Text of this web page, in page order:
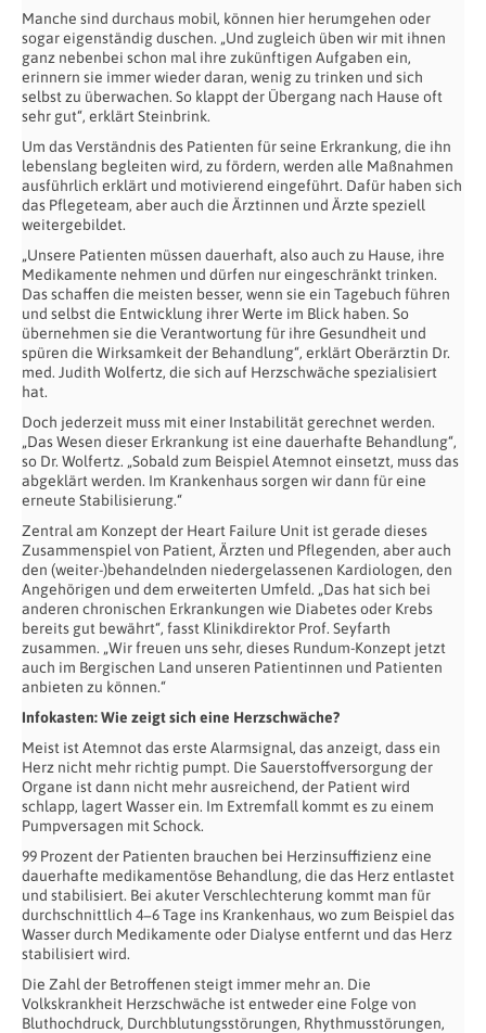
Manche sind durchaus mobil, können hier herumgehen oder
sogar eigenständig duschen. „Und zugleich üben wir mit ihnen
ganz nebenbei schon mal ihre zukünftigen Aufgaben ein,
erinnern sie immer wieder daran, wenig zu trinken und sich
selbst zu überwachen. So klappt der Übergang nach Hause oft
sehr gut“, erklärt Steinbrink.
Um das Verständnis des Patienten für seine Erkrankung, die ihn
lebenslang begleiten wird, zu fördern, werden alle Maßnahmen
ausführlich erklärt und motivierend eingeführt. Dafür haben sich
das Pflegeteam, aber auch die Ärztinnen und Ärzte speziell
weitergebildet.
„Unsere Patienten müssen dauerhaft, also auch zu Hause, ihre
Medikamente nehmen und dürfen nur eingeschränkt trinken.
Das schaffen die meisten besser, wenn sie ein Tagebuch führen
und selbst die Entwicklung ihrer Werte im Blick haben. So
übernehmen sie die Verantwortung für ihre Gesundheit und
spüren die Wirksamkeit der Behandlung“, erklärt Oberärztin Dr.
med. Judith Wolfertz, die sich auf Herzschwäche spezialisiert
hat.
Doch jederzeit muss mit einer Instabilität gerechnet werden.
„Das Wesen dieser Erkrankung ist eine dauerhafte Behandlung“,
so Dr. Wolfertz. „Sobald zum Beispiel Atemnot einsetzt, muss das
abgeklärt werden. Im Krankenhaus sorgen wir dann für eine
erneute Stabilisierung.“
Zentral am Konzept der Heart Failure Unit ist gerade dieses
Zusammenspiel von Patient, Ärzten und Pflegenden, aber auch
den (weiter-)behandelnden niedergelassenen Kardiologen, den
Angehörigen und dem erweiterten Umfeld. „Das hat sich bei
anderen chronischen Erkrankungen wie Diabetes oder Krebs
bereits gut bewährt“, fasst Klinikdirektor Prof. Seyfarth
zusammen. „Wir freuen uns sehr, dieses Rundum-Konzept jetzt
auch im Bergischen Land unseren Patientinnen und Patienten
anbieten zu können.“
Infokasten: Wie zeigt sich eine Herzschwäche?
Meist ist Atemnot das erste Alarmsignal, das anzeigt, dass ein
Herz nicht mehr richtig pumpt. Die Sauerstoffversorgung der
Organe ist dann nicht mehr ausreichend, der Patient wird
schlapp, lagert Wasser ein. Im Extremfall kommt es zu einem
Pumpversagen mit Schock.
99 Prozent der Patienten brauchen bei Herzinsuffizienz eine
dauerhafte medikamentöse Behandlung, die das Herz entlastet
und stabilisiert. Bei akuter Verschlechterung kommt man für
durchschnittlich 4−6 Tage ins Krankenhaus, wo zum Beispiel das
Wasser durch Medikamente oder Dialyse entfernt und das Herz
stabilisiert wird.
Die Zahl der Betroffenen steigt immer mehr an. Die
Volkskrankheit Herzschwäche ist entweder eine Folge von
Bluthochdruck, Durchblutungsstörungen, Rhythmusstörungen,